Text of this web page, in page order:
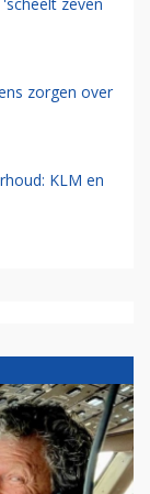
zorgen over
KLM en